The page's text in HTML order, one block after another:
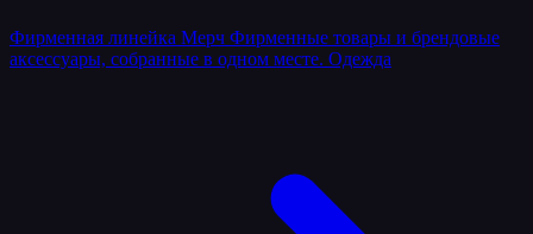
Фирменная линейка Мерч Фирменные товары и брендовые
аксессуары, собранные в одном месте. Одежда